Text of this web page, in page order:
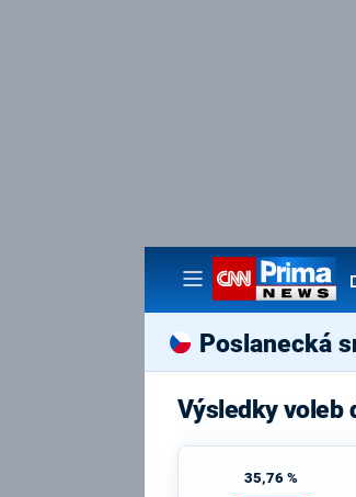
Poslanecká
Výsledky voleb
35,76 %